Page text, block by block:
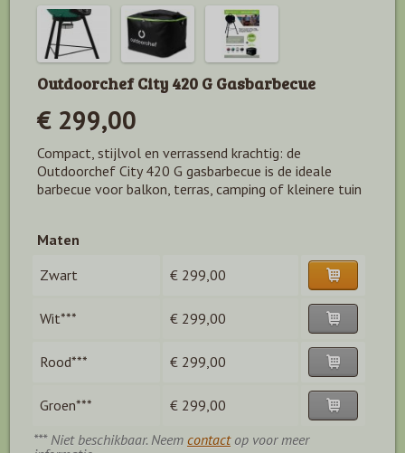
Outdoorchef City 420 G Gasbarbecue
€ 299,00
Compact, stijlvol en verrassend krachtig: de
Outdoorchef City 420 G gasbarbecue is de ideale
barbecue voor balkon, terras, camping of kleinere tuin
Maten
Zwart
€ 299,00
Wit*** € 299,00
Rood*** € 299,00
Groen***
€ 299,00
*** Niet beschikbaar. Neem contactop voor meer